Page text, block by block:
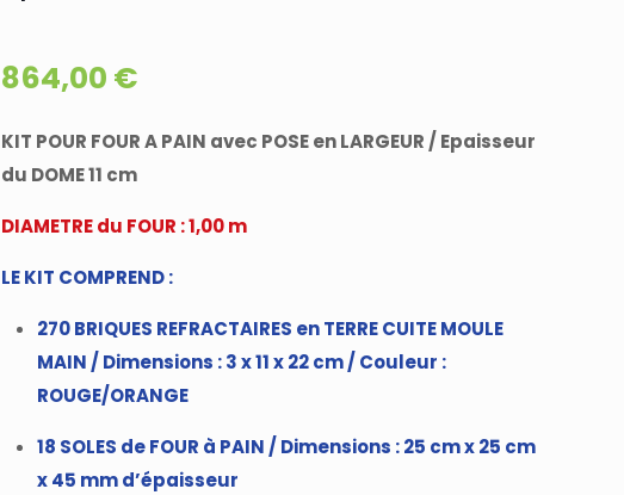
864,00 €
KIT POUR FOUR A PAIN avec POSE en LARGEUR / Epaisseur
du DOME 11 cm
DIAMETRE du FOUR : 1,00 m
LE KIT COMPREND :
270 BRIQUES REFRACTAIRES en TERRE CUITE MOULE
MAIN / Dimensions : 3 x 11 x 22 cm / Couleur :
ROUGE/ORANGE
18 SOLES de FOUR à PAIN / Dimensions : 25 cm x 25 cm
x 45 mm d’épaisseur